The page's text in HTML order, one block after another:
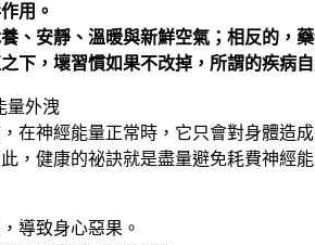
用。
、安靜、溫暖與新鮮空氣；相反的，
下，壞習慣如果不改掉，所謂的疾病自
量外洩
在神經能量正常時，它只會對身體造
，健康的祕訣就是盡量避免耗費神經能
導致身心惡果。